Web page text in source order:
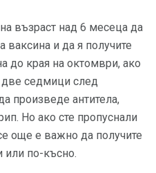
възраст над 6 месеца да
ваксина и да я получите
до края на октомври, ако
седмици след
произведе антитела,
Но ако сте пропуснали
още е важно да получите
или по-късно.